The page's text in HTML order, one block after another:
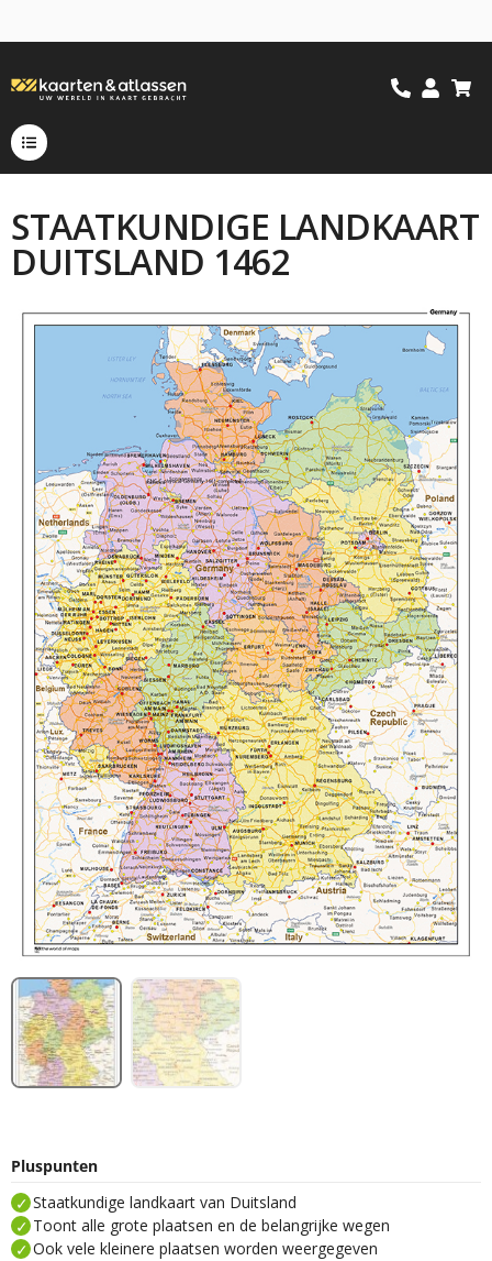
STAATKUNDIGE LANDKAART
DUITSLAND 1462
Pluspunten
Staatkundige landkaart van Duitsland
Toont alle grote plaatsen en de belangrijke wegen
Ook vele kleinere plaatsen worden weergegeven